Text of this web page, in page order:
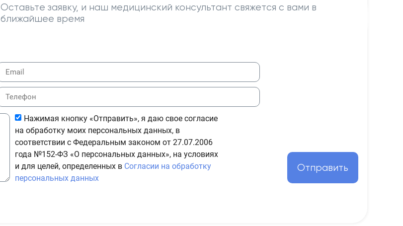
Оставьте заявку, и наш медицинский консультант свяжется с вами в
ближайшее время
Нажимая кнопку «Отправить», я даю свое согласие
на обработку моих персональных данных, в
соответствии с Федеральным законом от 27.07.2006
года №152-ФЗ «О персональных данных», на условиях
и для целей, определенных в Согласии на обработку
персональных данных
Отправить